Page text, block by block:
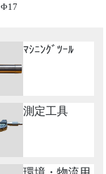
Φ17
ﾏｼﾆﾝｸﾞﾂｰﾙ
測定工具